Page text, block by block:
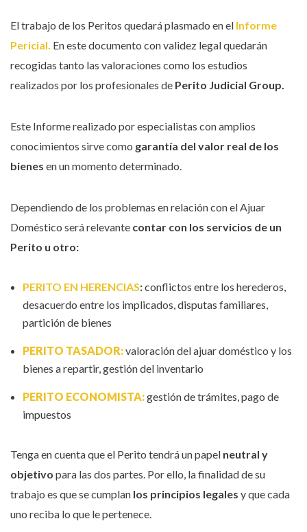
El trabajo de los Peritos quedará plasmado en el Informe
Pericial. En este documento con validez legal quedarán
recogidas tanto las valoraciones como los estudios
realizados por los profesionales de Perito Judicial Group.
Este Informe realizado por especialistas con amplios
conocimientos sirve como garantía del valor real de los
bienes en un momento determinado.
Dependiendo de los problemas en relación con el Ajuar
Doméstico será relevante contar con los servicios de un
Perito u otro:
PERITO EN HERENCIAS:conflictos entre los herederos,
desacuerdo entre los implicados, disputas familiares,
partición de bienes
PERITO TASADOR:valoración del ajuar doméstico y los
bienes a repartir, gestión del inventario
PERITO ECONOMISTA:gestión de trámites, pago de
impuestos
Tenga en cuenta que el Perito tendrá un papel neutral y
objetivo para las dos partes. Por ello, la finalidad de su
trabajo es que se cumplan los principios legales y que cada
uno reciba lo que le pertenece.